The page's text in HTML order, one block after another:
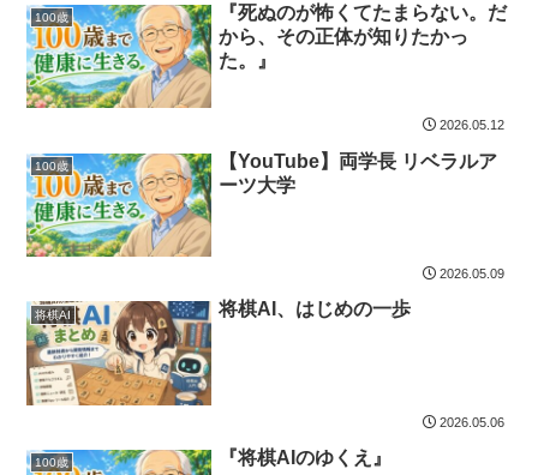
100歳
『死ぬのが怖くてたまらない。だ
から、その正体が知りたかっ
た。』
2026.05.12
100歳
【YouTube】両学長 リベラルア
ーツ大学
2026.05.09
将棋AI 将棋AI、はじめの一歩
2026.05.06
100歳 『将棋AIのゆくえ』